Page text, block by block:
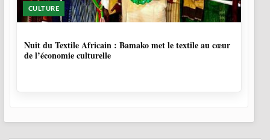
CULTURE
Nuit du Textile Africain : Bamako met le textile au cœur
de l’économie culturelle